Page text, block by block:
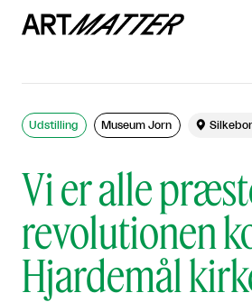
Vi er alle
revolutionen
Hjardemål
Udstilling Museum Jorn 